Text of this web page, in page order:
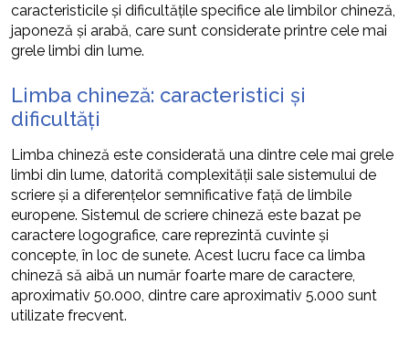
caracteristicile și dificultățile specifice ale limbilor chineză,
japoneză și arabă, care sunt considerate printre cele mai
grele limbi din lume.
Limba chineză: caracteristici și
dificultăți
Limba chineză este considerată una dintre cele mai grele
limbi din lume, datorită complexității sale sistemului de
scriere și a diferențelor semnificative față de limbile
europene. Sistemul de scriere chineză este bazat pe
caractere logografice, care reprezintă cuvinte și
concepte, în loc de sunete. Acest lucru face ca limba
chineză să aibă un număr foarte mare de caractere,
aproximativ 50.000, dintre care aproximativ 5.000 sunt
utilizate frecvent.